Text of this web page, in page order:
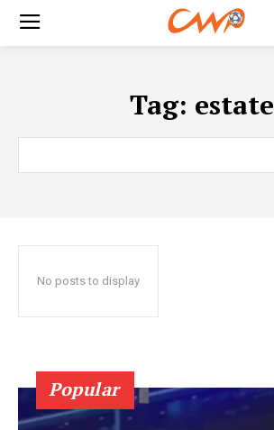
Tag: estate
No posts to display
Popular